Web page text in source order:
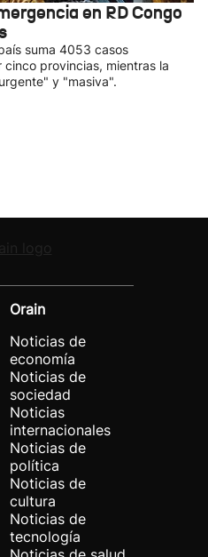
en RD Congo
suma 4053 casos
provincias, mientras la
y "masiva".
Orain
Noticias de
economía
Noticias de
sociedad
Noticias
internacionales
Noticias de
política
Noticias de
cultura
Noticias de
tecnología